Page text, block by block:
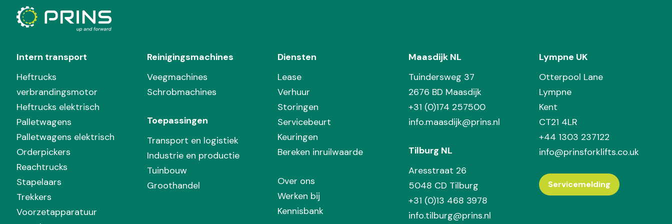
Intern transport
Heftrucks
verbrandingsmotor
Heftrucks elektrisch
Palletwagens
Palletwagens elektrisch
Orderpickers
Reachtrucks
Stapelaars
Trekkers
Voorzetapparatuur
Reinigingsmachines
Veegmachines
Schrobmachines
Toepassingen
Transport en logistiek
Industrie en productie
Tuinbouw
Groothandel
Diensten
Lease
Verhuur
Storingen
Servicebeurt
Keuringen
Bereken inruilwaarde
Over ons
Werken bij
Kennisbank
Maasdijk NL
Tuindersweg 37
2676 BD Maasdijk
+31 (0)174 257500
info.maasdijk@prins.nl
Tilburg NL
Aresstraat 26
5048 CD Tilburg
+31 (0)13 468 3978
info.tilburg@prins.nl
Lympne UK
Otterpool Lane
Lympne
Kent
CT21 4LR
+44 1303 237122
info@prinsforklifts.co.uk
Servicemelding